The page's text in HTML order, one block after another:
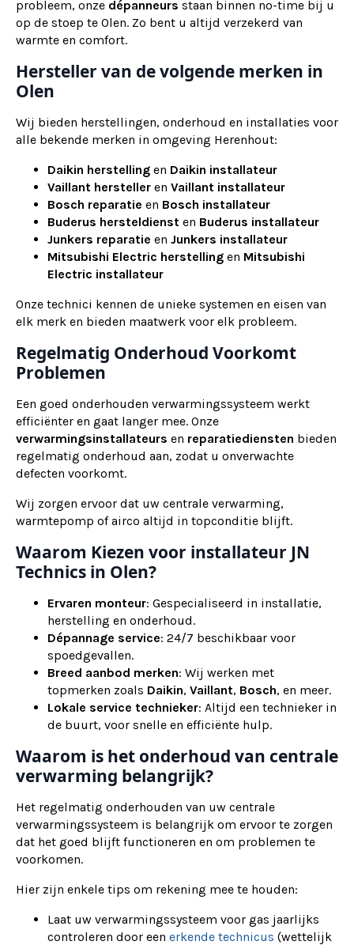
probleem, onze dépanneurs staan binnen no-time bij u
op de stoep te Olen. Zo bent u altijd verzekerd van
warmte en comfort.
Hersteller van de volgende merken in
Olen
Wij bieden herstellingen, onderhoud en installaties voor
alle bekende merken in omgeving Herenhout:
Daikin herstelling en Daikin installateur
Vaillant hersteller en Vaillant installateur
Bosch reparatie en Bosch installateur
Buderus hersteldienst en Buderus installateur
Junkers reparatie en Junkers installateur
Mitsubishi Electric herstelling en Mitsubishi
Electric installateur
Onze technici kennen de unieke systemen en eisen van
elk merk en bieden maatwerk voor elk probleem.
Regelmatig Onderhoud Voorkomt
Problemen
Een goed onderhouden verwarmingssysteem werkt
efficiënter en gaat langer mee. Onze
verwarmingsinstallateurs en reparatiediensten bieden
regelmatig onderhoud aan, zodat u onverwachte
defecten voorkomt.
Wij zorgen ervoor dat uw centrale verwarming,
warmtepomp of airco altijd in topconditie blijft.
Waarom Kiezen voor installateur JN
Technics in Olen?
Ervaren monteur: Gespecialiseerd in installatie,
herstelling en onderhoud.
Dépannage service: 24/7 beschikbaar voor
spoedgevallen.
Breed aanbod merken: Wij werken met
topmerken zoals Daikin, Vaillant, Bosch, en meer.
Lokale service technieker: Altijd een technieker in
de buurt, voor snelle en efficiënte hulp.
Waarom is het onderhoud van centrale
verwarming belangrijk?
Het regelmatig onderhouden van uw centrale
verwarmingssysteem is belangrijk om ervoor te zorgen
dat het goed blijft functioneren en om problemen te
voorkomen.
Hier zijn enkele tips om rekening mee te houden:
Laat uw verwarmingssysteem voor gas jaarlijks
controleren door een erkende technicus (wettelijk